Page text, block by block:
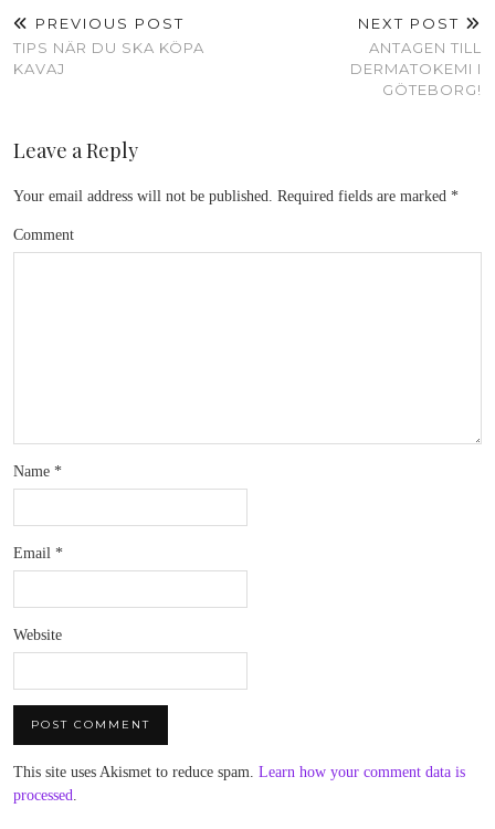
PREVIOUS POST
TIPS NÄR DU SKA KÖPA
KAVAJ
NEXT POST
ANTAGEN TILL
DERMATOKEMI I
GÖTEBORG!
Leave a Reply
Your email address will not be published. Required fields are marked *
Comment
Name *
Email *
Website
This site uses Akismet to reduce spam. Learn how your comment data is
processed.